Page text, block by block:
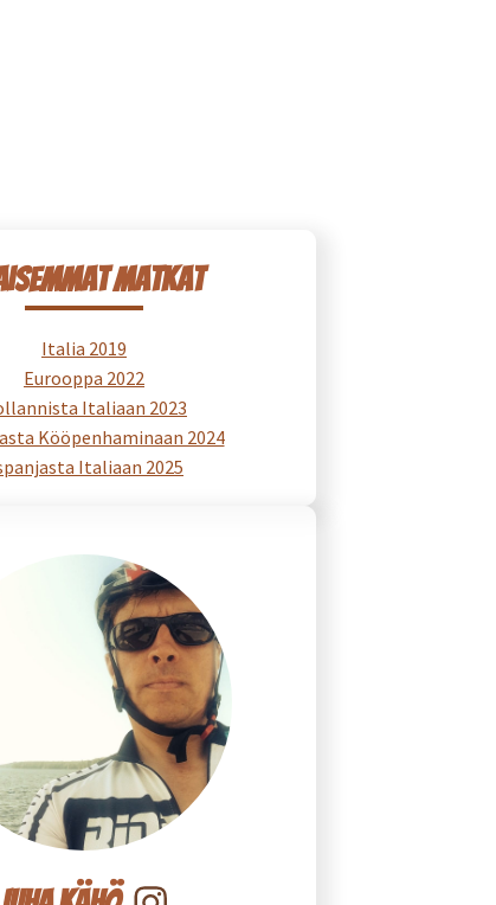
matkat
Italia 2019
Eurooppa 2022
Italiaan 2023
Kööpenhaminaan 2024
Italiaan 2025